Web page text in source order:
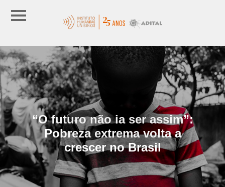
“O futuro não ia ser assim”:
Pobreza extrema volta a
crescer no Brasil